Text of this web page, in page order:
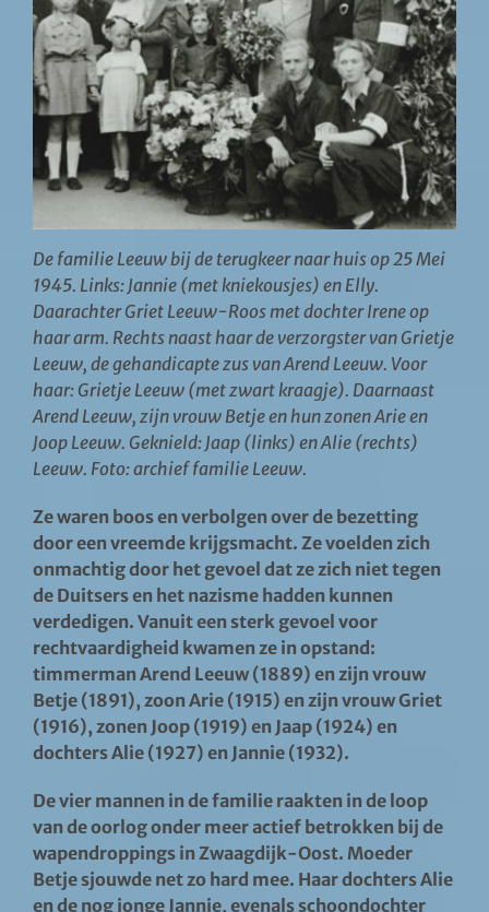
Hoorn en WO2
Educatie
Contact
Ze waren boos en verbolgen over de bezetting
door een vreemde krijgsmacht. Ze voelden zich
onmachtig door het gevoel dat ze zich niet tegen
de Duitsers en het nazisme hadden kunnen
verdedigen. Vanuit een sterk gevoel voor
rechtvaardigheid kwamen ze in opstand:
timmermanArend Leeuw (1889) en zijn vrouw
Betje (1891), zoon Arie (1915) en zijn vrouw Griet
(1916), zonen Joop (1919) en Jaap (1924) en
dochters Alie (1927) en Jannie (1932).
De vier mannen in de familie raakten in de loop
van de oorlog onder meer actief betrokken bij de
wapendroppings in Zwaagdijk-Oost. Moeder
Betje sjouwde net zo hard mee. Haar dochters Alie
en de nog jonge Jannie, evenals schoondochter
De familie Leeuw bij de terugkeer naar huis op 25 Mei
1945. Links: Jannie (met kniekousjes) en Elly.
Daarachter Griet Leeuw-Roos met dochter Irene op
haar arm. Rechts naast haar de verzorgster van Grietje
Leeuw, de gehandicapte zus van Arend Leeuw. Voor
haar: Grietje Leeuw (met zwart kraagje). Daarnaast
Arend Leeuw, zijn vrouw Betje en hun zonen Arie en
Joop Leeuw. Geknield: Jaap (links) en Alie (rechts)
Leeuw. Foto: archief familie Leeuw.